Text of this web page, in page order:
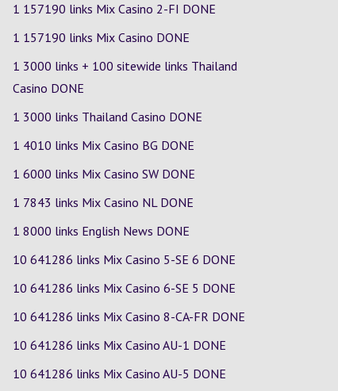
1 157190 links Mix Casino 2-FI DONE
1 157190 links Mix Casino DONE
1 3000 links + 100 sitewide links Thailand
Casino DONE
1 3000 links Thailand Casino DONE
1 4010 links Mix Casino BG DONE
1 6000 links Mix Casino SW DONE
1 7843 links Mix Casino NL DONE
1 8000 links English News DONE
10 641286 links Mix Casino 5-SE 6 DONE
10 641286 links Mix Casino 6-SE 5 DONE
10 641286 links Mix Casino 8-CA-FR DONE
10 641286 links Mix Casino AU-1 DONE
10 641286 links Mix Casino AU-5 DONE